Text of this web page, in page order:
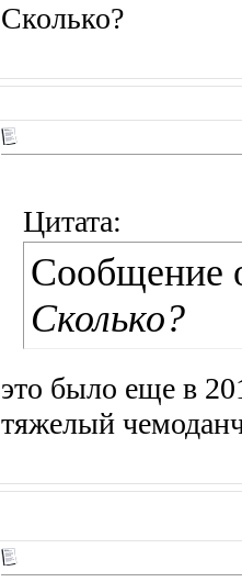
Сколько?
Цитата:
Сообщение
Сколько?
это было еще в
тяжелый